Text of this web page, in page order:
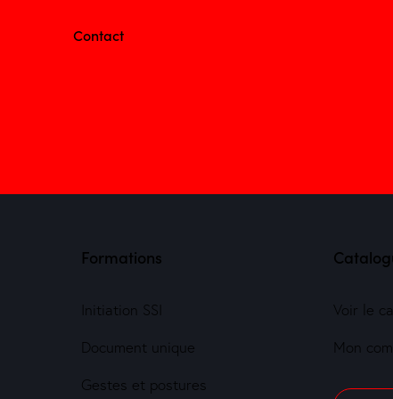
Contact
Formations
Initiation SSI
Document unique
Gestes et postures
Voir le
Mon